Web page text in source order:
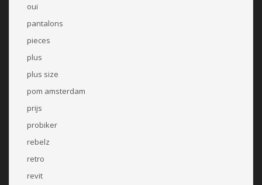
oui
pantalons
pieces
plus
plus size
pom amsterdam
prijs
probiker
rebelz
retro
revit